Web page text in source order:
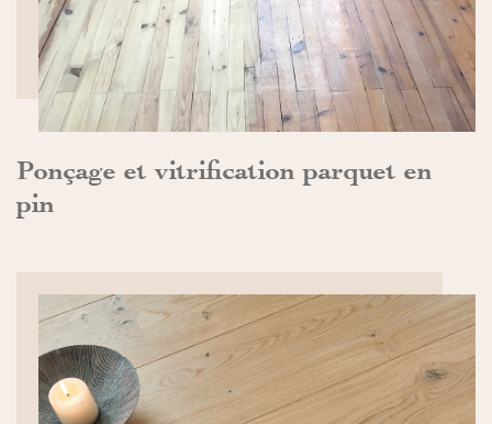
Ponçage et vitrification parquet en
pin
DÉCOUVRIR>>